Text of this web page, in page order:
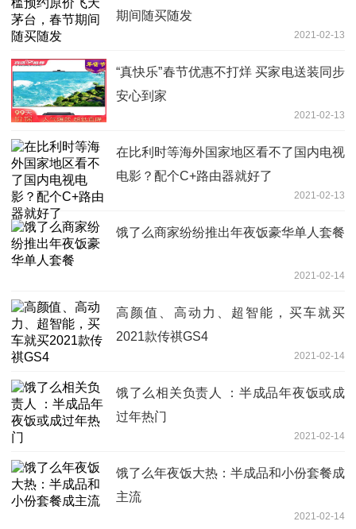
期间随买随发
2021-02-13
“真快乐”春节优惠不打烊 买家电送装同步
安心到家
2021-02-13
在比利时等海外国家地区看不了国内电视
电影？配个C+路由器就好了
2021-02-13
饿了么商家纷纷推出年夜饭豪华单人套餐
2021-02-14
高颜值、高动力、超智能，买车就买
2021款传祺GS4
2021-02-14
饿了么相关负责人 ：半成品年夜饭或成
过年热门
2021-02-14
饿了么年夜饭大热：半成品和小份套餐成
主流
2021-02-14